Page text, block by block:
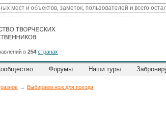
в 254 странах
Форумы Наши туры
разное → Выбираем нож для похода